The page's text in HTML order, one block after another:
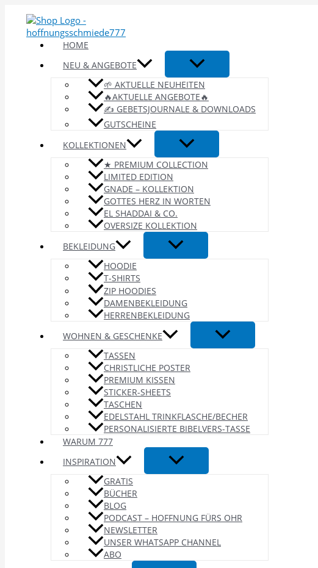
Inhalt
springen
HOME
NEU & ANGEBOTE
🌱 AKTUELLE NEUHEITEN
🔥AKTUELLE ANGEBOTE🔥
✍️ GEBETSJOURNALE & DOWNLOADS
GUTSCHEINE
KOLLEKTIONEN
★ PREMIUM COLLECTION
LIMITED EDITION
GNADE – KOLLEKTION
GOTTES HERZ IN WORTEN
EL SHADDAI & CO.
OVERSIZE KOLLEKTION
BEKLEIDUNG
HOODIE
T-SHIRTS
ZIP HOODIES
DAMENBEKLEIDUNG
HERRENBEKLEIDUNG
WOHNEN & GESCHENKE
TASSEN
CHRISTLICHE POSTER
PREMIUM KISSEN
STICKER-SHEETS
TASCHEN
EDELSTAHL TRINKFLASCHE/BECHER
PERSONALISIERTE BIBELVERS-TASSE
WARUM 777
INSPIRATION
GRATIS
BÜCHER
BLOG
PODCAST – HOFFNUNG FÜRS OHR
NEWSLETTER
UNSER WHATSAPP CHANNEL
ABO